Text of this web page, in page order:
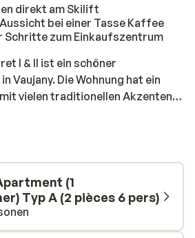
direkt am Skilift
bei einer Tasse Kaffee
Schritte zum Einkaufszentrum
I & II ist ein schöner
Vaujany. Die Wohnung hat ein
vielen traditionellen Akzenten,
und gemütliches Ganzes sorgt.
Tasse Kaffee genießen und
Berge blicken. Die
sind nur wenige Schritte
bringt Sie in kürzester Zeit
Domaine Alpe d'Huez. Nach
der Piste ist es Zeit für ein
(1
Typ A (2 pièces 6 pers)